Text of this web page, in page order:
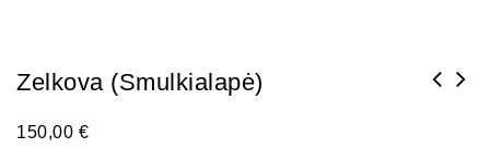
Zelkova (smulkialapė)
150,00€